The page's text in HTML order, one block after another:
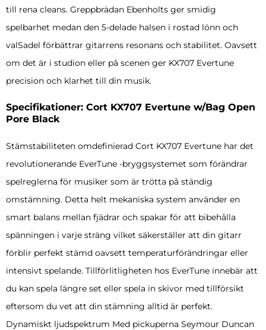
till rena cleans. Greppbrädan Ebenholts ger smidig
spelbarhet medan den 5-delade halsen i rostad lönn och
valSadel förbättrar gitarrens resonans och stabilitet. Oavsett
om det är i studion eller på scenen ger KX707 Evertune
precision och klarhet till din musik.
Specifikationer: Cort KX707 Evertune w/Bag Open
Pore Black
Stämstabiliteten omdefinierad Cort KX707 Evertune har det
revolutionerande EverTune -bryggsystemet som förändrar
spelreglerna för musiker som är trötta på ständig
omstämning. Detta helt mekaniska system använder en
smart balans mellan fjädrar och spakar för att bibehålla
spänningen i varje sträng vilket säkerställer att din gitarr
förblir perfekt stämd oavsett temperaturförändringar eller
intensivt spelande. Tillförlitligheten hos EverTune innebär att
du kan spela längre set eller spela in skivor med tillförsikt
eftersom du vet att din stämning alltid är perfekt.
Dynamiskt ljudspektrum Med pickuperna Seymour Duncan